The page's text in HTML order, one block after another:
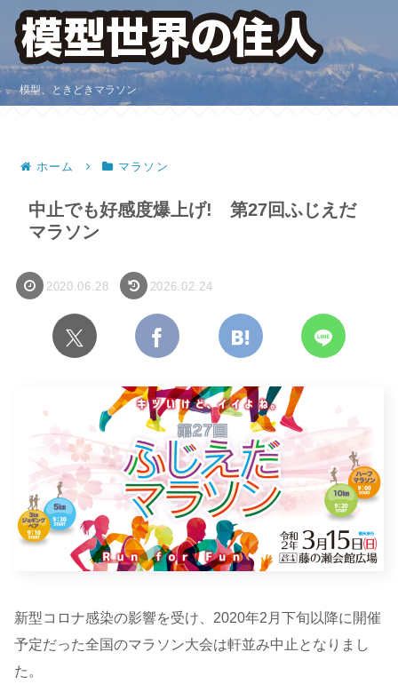
模型、ときどきマラソン
ホーム マラソン
中止でも好感度爆上げ! 第27回ふじえだ
マラソン
2020.06.28 2026.02.24
新型コロナ感染の影響を受け、2020年2月下旬以降に開催
予定だった全国のマラソン大会は軒並み中止となりまし
た。